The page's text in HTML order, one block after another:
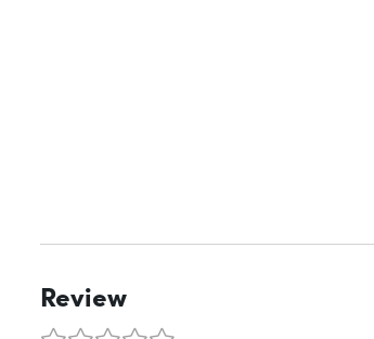
Review